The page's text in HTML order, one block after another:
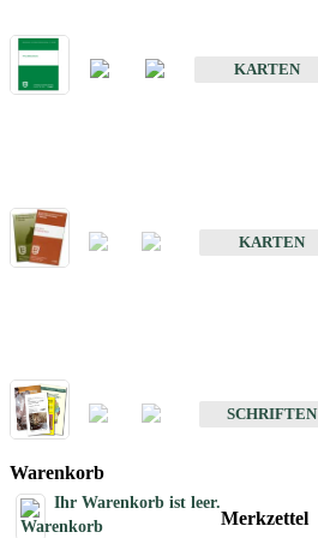
KARTEN
KARTEN
SCHRIFTEN
Warenkorb
Ihr Warenkorb ist leer.
Merkzettel